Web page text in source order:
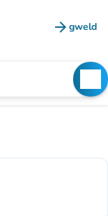
arrow_forward gweld
(tab